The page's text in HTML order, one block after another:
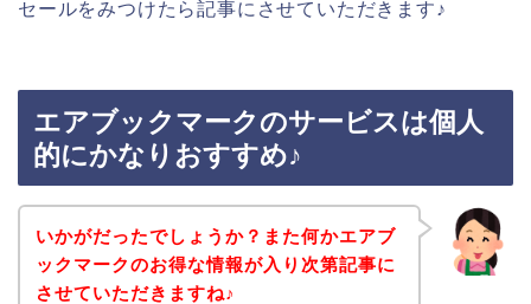
セールをみつけたら記事にさせていただきます♪
エアブックマークのサービスは個人
的にかなりおすすめ♪
いかがだったでしょうか？また何かエアブ
ックマークのお得な情報が入り次第記事に
させていただきますね♪